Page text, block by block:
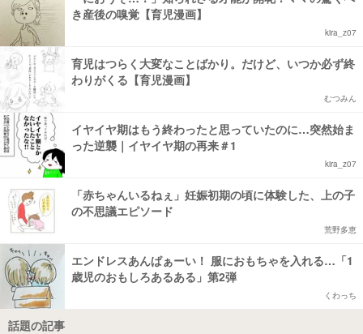
き産後の嗅覚【育児漫画】
kira_z07
育児はつらく大変なことばかり。だけど、いつか必ず終
わりがくる【育児漫画】
むつみん
イヤイヤ期はもう終わったと思っていたのに…突然始ま
った逆襲｜イヤイヤ期の再来＃1
kira_z07
「赤ちゃんいるねぇ」妊娠初期の頃に体験した、上の子
の不思議エピソード
荒野多恵
エンドレスあんぱぁーい！ 服におもちゃを入れる…「1
歳児のおもしろあるある」第2弾
くわっち
話題の記事